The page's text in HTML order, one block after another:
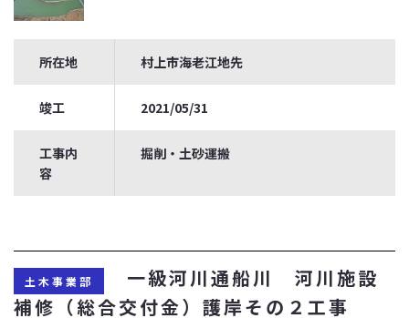
所在地 村上市海老江地先
竣工 2021/05/31
工事内
容
掘削・土砂運搬
土木事業部
一級河川通船川 河川施設
補修（総合交付金）護岸その２工事